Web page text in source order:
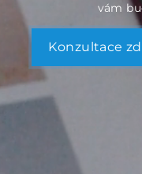
vám
Konzultace